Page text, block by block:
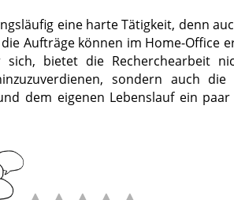
eine harte Tätigkeit, denn
Aufträge können im Home-Office
bietet die Recherchearbeit
sondern auch die
dem eigenen Lebenslauf ein
Heimarbeit ohne PC: